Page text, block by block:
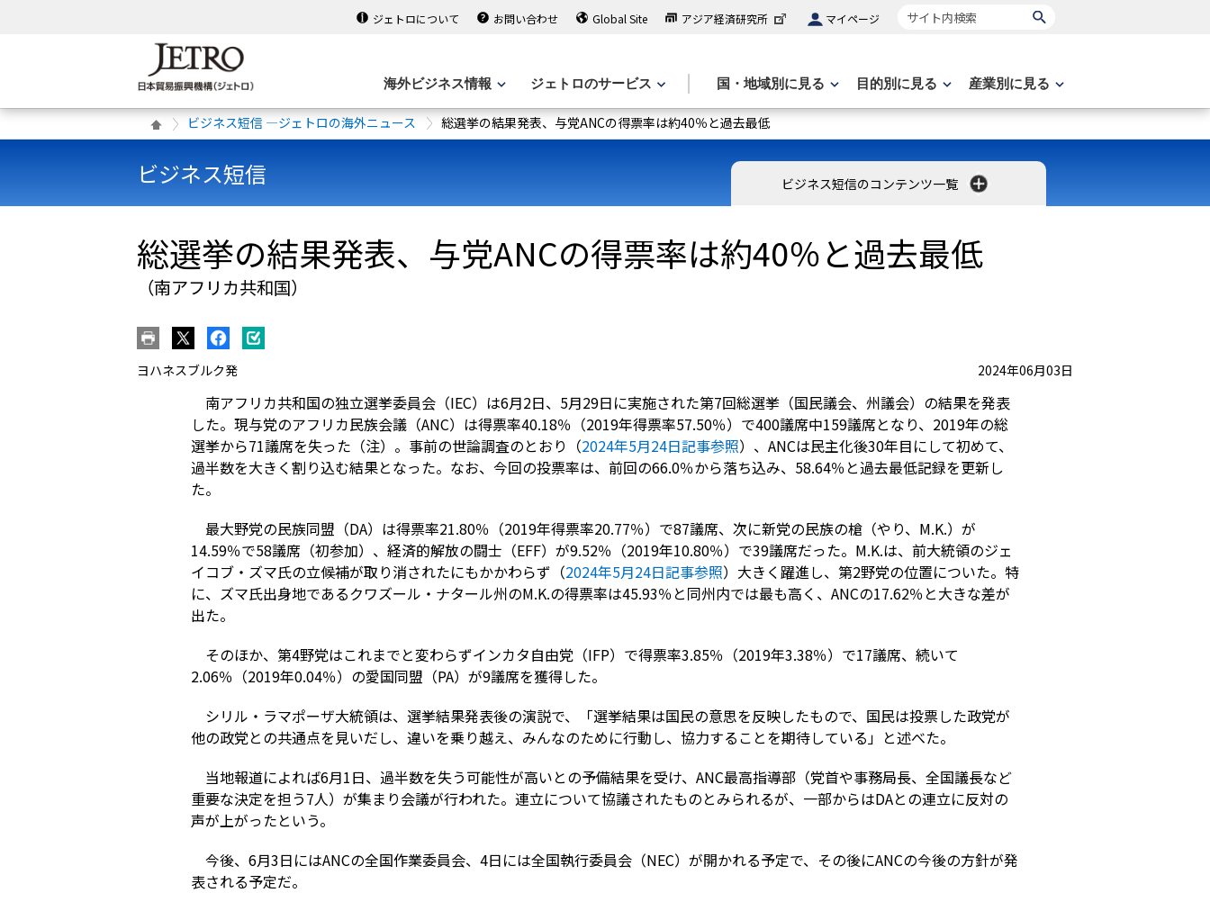
ジェトロについて お問い合わせ Global Site アジア経済研究所 マイページ サイト内検索
海外ビジネス情報 ジェトロのサービス 国・地域別に見る 目的別に見る 産業別に見る
ビジネス短信 ―ジェトロの海外ニュース 総選挙の結果発表、与党ANCの得票率は約40％と過去最低
ビジネス短信 ビジネス短信のコンテンツ一覧
総選挙の結果発表、与党ANCの得票率は約40％と過去最低
（南アフリカ共和国）
ヨハネスブルク発 2024年06月03日
南アフリカ共和国の独立選挙委員会（IEC）は6月2日、5月29日に実施された第7回総選挙（国民議会、州議会）の結果を発表
した。現与党のアフリカ民族会議（ANC）は得票率40.18％（2019年得票率57.50％）で400議席中159議席となり、2019年の総
選挙から71議席を失った（注）。事前の世論調査のとおり（2024年5月24日記事参照）、ANCは民主化後30年目にして初めて、
過半数を大きく割り込む結果となった。なお、今回の投票率は、前回の66.0％から落ち込み、58.64％と過去最低記録を更新し
た。
最大野党の民族同盟（DA）は得票率21.80％（2019年得票率20.77％）で87議席、次に新党の民族の槍（やり、M.K.）が
14.59％で58議席（初参加）、経済的解放の闘士（EFF）が9.52％（2019年10.80％）で39議席だった。M.K.は、前大統領のジェ
イコブ・ズマ氏の立候補が取り消されたにもかかわらず（2024年5月24日記事参照）大きく躍進し、第2野党の位置についた。特
に、ズマ氏出身地であるクワズール・ナタール州のM.K.の得票率は45.93％と同州内では最も高く、ANCの17.62％と大きな差が
出た。
そのほか、第4野党はこれまでと変わらずインカタ自由党（IFP）で得票率3.85％（2019年3.38％）で17議席、続いて
2.06％（2019年0.04％）の愛国同盟（PA）が9議席を獲得した。
シリル・ラマポーザ大統領は、選挙結果発表後の演説で、「選挙結果は国民の意思を反映したもので、国民は投票した政党が
他の政党との共通点を見いだし、違いを乗り越え、みんなのために行動し、協力することを期待している」と述べた。
当地報道によれば6月1日、過半数を失う可能性が高いとの予備結果を受け、ANC最高指導部（党首や事務局長、全国議長など
重要な決定を担う7人）が集まり会議が行われた。連立について協議されたものとみられるが、一部からはDAとの連立に反対の
声が上がったという。
今後、6月3日にはANCの全国作業委員会、4日には全国執行委員会（NEC）が開かれる予定で、その後にANCの今後の方針が発
表される予定だ。